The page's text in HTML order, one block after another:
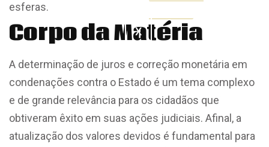
X
esferas.
Corpo da Matéria
A determinação de juros e correção monetária em
condenações contra o Estado é um tema complexo
e de grande relevância para os cidadãos que
obtiveram êxito em suas ações judiciais. Afinal, a
atualização dos valores devidos é fundamental para